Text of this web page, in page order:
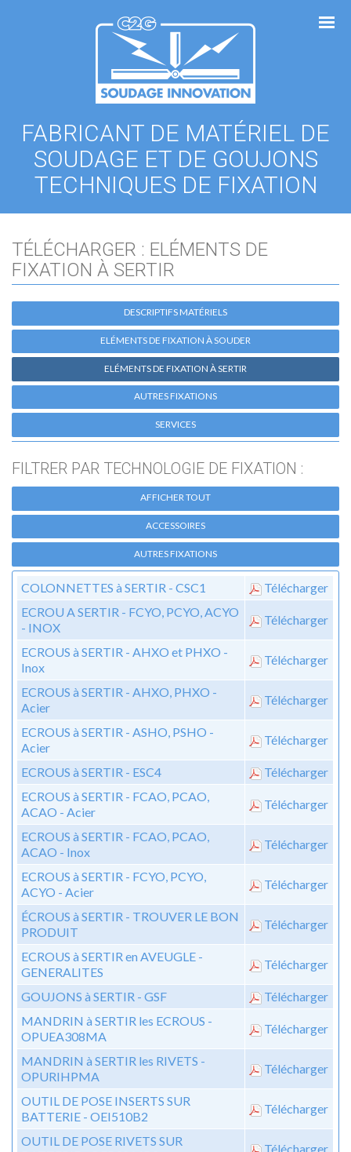
FABRICANT DE MATÉRIEL DE
SOUDAGE ET DE GOUJONS
TECHNIQUES DE FIXATION
TÉLÉCHARGER : ELÉMENTS DE
FIXATION À SERTIR
DESCRIPTIFS MATÉRIELS
ELÉMENTS DE FIXATION À SOUDER
ELÉMENTS DE FIXATION À SERTIR
AUTRES FIXATIONS
SERVICES
FILTRER PAR TECHNOLOGIE DE FIXATION :
AFFICHER TOUT
ACCESSOIRES
AUTRES FIXATIONS
COLONNETTES à SERTIR - CSC1
Télécharger
ECROU A SERTIR - FCYO, PCYO, ACYO
- INOX
Télécharger
ECROUS à SERTIR - AHXO et PHXO -
Inox
Télécharger
ECROUS à SERTIR - AHXO, PHXO -
Acier
Télécharger
ECROUS à SERTIR - ASHO, PSHO -
Acier
Télécharger
ECROUS à SERTIR - ESC4
Télécharger
ECROUS à SERTIR - FCAO, PCAO,
ACAO - Acier
Télécharger
ECROUS à SERTIR - FCAO, PCAO,
ACAO - Inox
Télécharger
ECROUS à SERTIR - FCYO, PCYO,
ACYO - Acier
Télécharger
ÉCROUS à SERTIR - TROUVER LE BON
PRODUIT
Télécharger
ECROUS à SERTIR en AVEUGLE -
GENERALITES
Télécharger
GOUJONS à SERTIR - GSF
Télécharger
MANDRIN à SERTIR les ECROUS -
OPUEA308MA
Télécharger
MANDRIN à SERTIR les RIVETS -
OPURIHPMA
Télécharger
OUTIL DE POSE INSERTS SUR
BATTERIE - OEI510B2
Télécharger
OUTIL DE POSE RIVETS SUR
Télécharger